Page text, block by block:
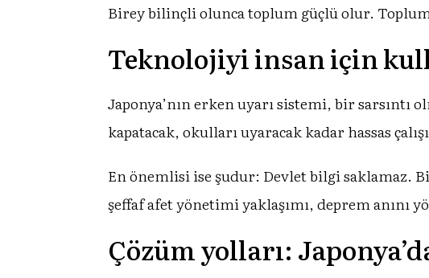
Birey bilinçli olunca toplum güçlü olur.
Teknolojiyi insan için
Japonya’nın erken uyarı sistemi, bir
kapatacak, okulları uyaracak kadar hassas
En önemlisi ise şudur: Devlet bilgi saklamaz.
şeffaf afet yönetimi yaklaşımı, deprem
Çözüm yolları: